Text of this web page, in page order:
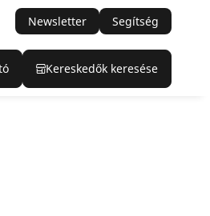
Newsletter Segítség
Kereskedők keresése